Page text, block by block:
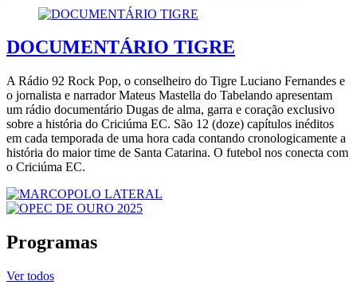
DOCUMENTÁRIO TIGRE
A Rádio 92 Rock Pop, o conselheiro do Tigre Luciano Fernandes e
o jornalista e narrador Mateus Mastella do Tabelando apresentam
um rádio documentário Dugas de alma, garra e coração exclusivo
sobre a história do Criciúma EC. São 12 (doze) capítulos inéditos
em cada temporada de uma hora cada contando cronologicamente a
história do maior time de Santa Catarina. O futebol nos conecta com
o Criciúma EC.
Programas
Ver todos